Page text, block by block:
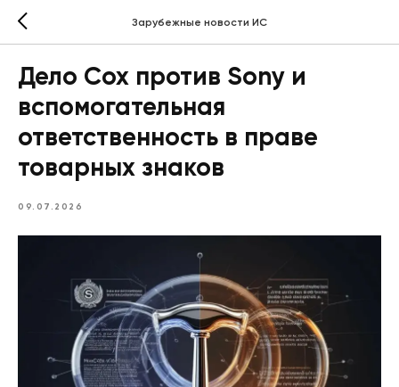
Зарубежные новости ИС
Дело Cox против Sony и
вспомогательная
ответственность в праве
товарных знаков
09.07.2026